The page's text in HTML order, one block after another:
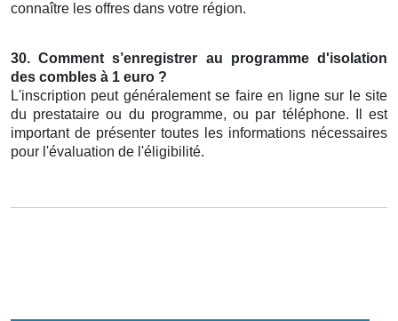
connaître les offres dans votre région.
30. Comment s’enregistrer au programme d'isolation
des combles à 1 euro ?
L'inscription peut généralement se faire en ligne sur le site
du prestataire ou du programme, ou par téléphone. Il est
important de présenter toutes les informations nécessaires
pour l'évaluation de l'éligibilité.